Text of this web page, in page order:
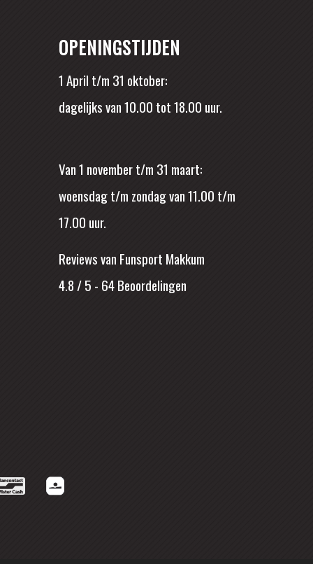
OPENINGSTIJDEN
1 April t/m 31 oktober:
dagelijks van 10.00 tot 18.00 uur.
Van 1 november t/m 31 maart:
woensdag t/m zondag van 11.00 t/m
17.00 uur.
Reviews van Funsport Makkum
4.8 / 5 - 64Beoordelingen